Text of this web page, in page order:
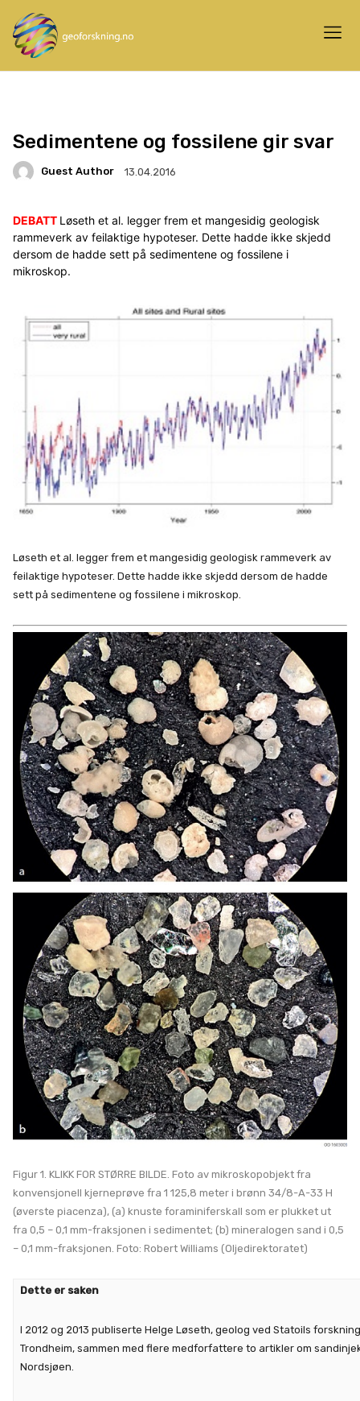
Sedimentene og fossilene gir svar
Guest Author 13.04.2016
DEBATT Løseth et al. legger frem et mangesidig geologisk
rammeverk av feilaktige hypoteser. Dette hadde ikke skjedd
dersom de hadde sett på sedimentene og fossilene i
mikroskop.
Løseth et al. legger frem et mangesidig geologisk rammeverk av
feilaktige hypoteser. Dette hadde ikke skjedd dersom de hadde
sett på sedimentene og fossilene i mikroskop.
Figur 1. KLIKK FOR STØRRE BILDE. Foto av mikroskopobjekt fra
konvensjonell kjerneprøve fra 1 125,8 meter i brønn 34/8-A-33 H
(øverste piacenza), (a) knuste foraminiferskall som er plukket ut
fra 0,5 – 0,1 mm-fraksjonen i sedimentet; (b) mineralogen sand i 0,5
– 0,1 mm-fraksjonen. Foto: Robert Williams (Oljedirektoratet)
Dette er saken
I 2012 og 2013 publiserte Helge Løseth, geolog ved Statoils
Trondheim, sammen med flere medforfattere to artikler om
Nordsjøen.